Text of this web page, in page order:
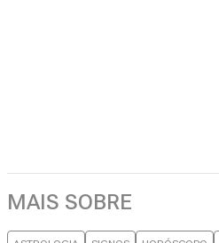
MAIS SOBRE